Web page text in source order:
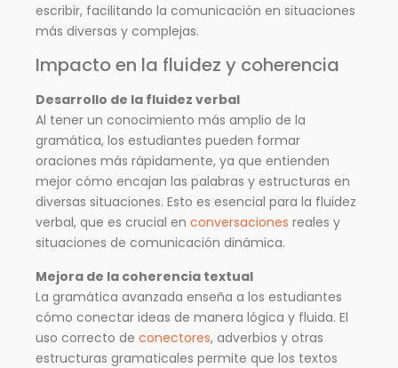
escribir, facilitando la comunicación en situaciones
más diversas y complejas.
Impacto en la fluidez y coherencia
Desarrollo de la fluidez verbal
Al tener un conocimiento más amplio de la
gramática, los estudiantes pueden formar
oraciones más rápidamente, ya que entienden
mejor cómo encajan las palabras y estructuras en
diversas situaciones. Esto es esencial para la fluidez
verbal, que es crucial en conversaciones reales y
situaciones de comunicación dinámica.
Mejora de la coherencia textual
La gramática avanzada enseña a los estudiantes
cómo conectar ideas de manera lógica y fluida. El
uso correcto de conectores, adverbios y otras
estructuras gramaticales permite que los textos